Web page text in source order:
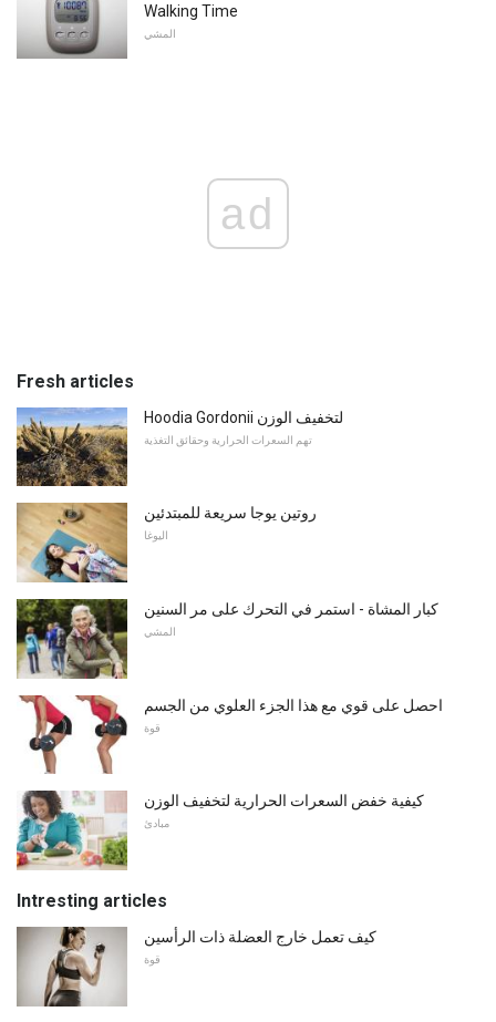
Walking Time
المشي
ad
Fresh articles
Hoodia Gordonii لتخفيف الوزن
تهم السعرات الحرارية وحقائق التغذية
روتين يوجا سريعة للمبتدئين
اليوغا
كبار المشاة - استمر في التحرك على مر السنين
المشي
احصل على قوي مع هذا الجزء العلوي من الجسم
قوة
كيفية خفض السعرات الحرارية لتخفيف الوزن
مبادئ
Intresting articles
كيف تعمل خارج العضلة ذات الرأسين
قوة